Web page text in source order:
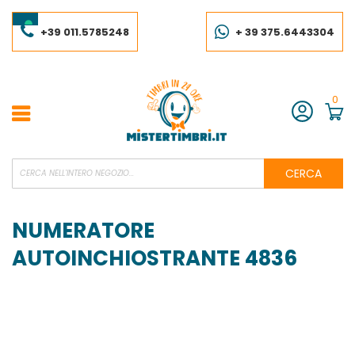
al
contenuto+39 011.5785248 + 39 375.6443304
Account
0
CERCA
NUMERATORE
AUTOINCHIOSTRANTE 4836